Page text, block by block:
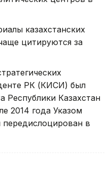
казахстанских
цитируются за
РК (КИСИ) был
Республики Казахстан
2014 года Указом
в